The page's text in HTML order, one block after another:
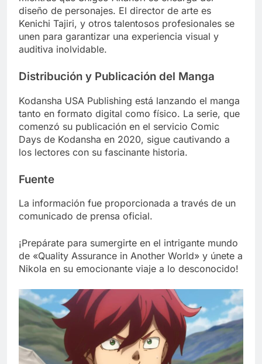
diseño de personajes. El director de arte es
Kenichi Tajiri, y otros talentosos profesionales se
unen para garantizar una experiencia visual y
auditiva inolvidable.
Distribución y Publicación del Manga
Kodansha USA Publishing está lanzando el manga
tanto en formato digital como físico. La serie, que
comenzó su publicación en el servicio Comic
Days de Kodansha en 2020, sigue cautivando a
los lectores con su fascinante historia.
Fuente
La información fue proporcionada a través de un
comunicado de prensa oficial.
¡Prepárate para sumergirte en el intrigante mundo
de «Quality Assurance in Another World» y únete a
Nikola en su emocionante viaje a lo desconocido!